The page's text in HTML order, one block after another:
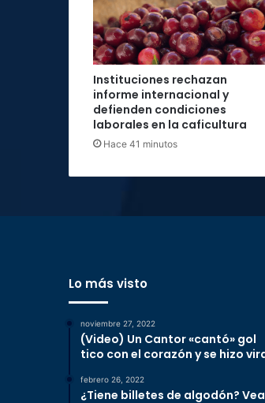
Instituciones rechazan
informe internacional y
defienden condiciones
laborales en la caficultura
Hace 41 minutos
Lo más visto
noviembre 27, 2022
(Video) Un Cantor «cantó» gol
tico con el corazón y se hizo
febrero 26, 2022
¿Tiene billetes de algodón? Vea